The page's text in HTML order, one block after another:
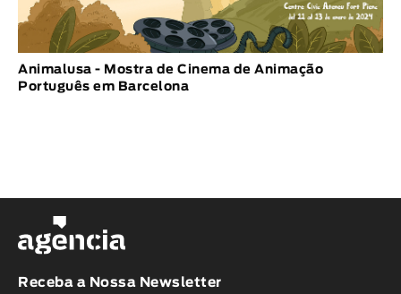
Animalusa - Mostra de Cinema de Animação
Português em Barcelona
Receba a Nossa Newsletter